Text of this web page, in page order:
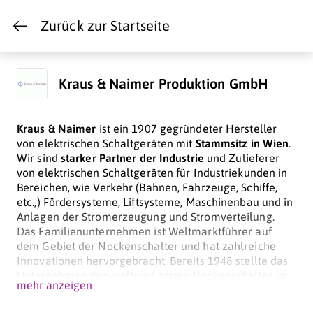
Zurück zur Startseite
Kraus & Naimer Produktion GmbH
Kraus & Naimer ist ein 1907 gegründeter Hersteller
von elektrischen Schaltgeräten mit Stammsitz in Wien.
Wir sind starker Partner der Industrie und Zulieferer
von elektrischen Schaltgeräten für Industriekunden in
Bereichen, wie Verkehr (Bahnen, Fahrzeuge, Schiffe,
etc.,) Fördersysteme, Liftsysteme, Maschinenbau und in
Anlagen der Stromerzeugung und Stromverteilung.
Das Familienunternehmen ist Weltmarktführer auf
dem Gebiet der Nockenschalter und hat zahlreiche
Innovationen hervorgebracht. Bereits 1948 stellte das
Baukastenprinzip (Modell C15) vor, wodurch es
mehr anzeigen